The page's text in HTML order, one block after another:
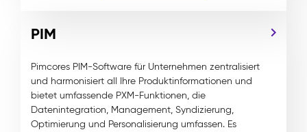
PIM
Pimcores PIM-Software für Unternehmen zentralisiert
und harmonisiert all Ihre Produktinformationen und
bietet umfassende PXM-Funktionen, die
Datenintegration, Management, Syndizierung,
Optimierung und Personalisierung umfassen. Es